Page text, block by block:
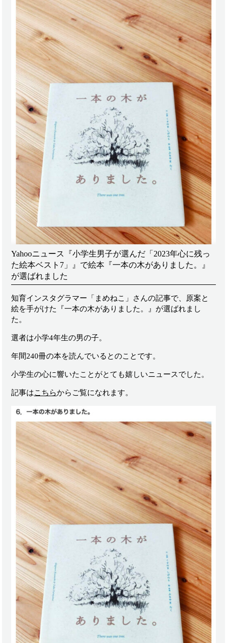
Yahooニュース『小学生男子が選んだ「2023年心に残っ
た絵本ベスト7」』で絵本『一本の木がありました。』
が選ばれました
知育インスタグラマー「まめねこ」さんの記事で、原案と
絵を手がけた『一本の木がありました。』が選ばれまし
た。
選者は小学4年生の男の子。
年間240冊の本を読んでいるとのことです。
小学生の心に響いたことがとても嬉しいニュースでした。
記事はこちらからご覧になれます。